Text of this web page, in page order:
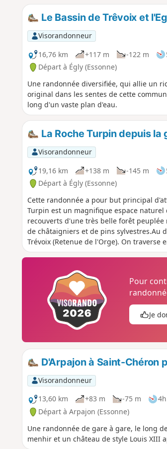
Le Bassin de Trêvoix et
Visorandonneur
16,76 km
+117 m -122 m
Départ à Égly (Essonne)
Une randonnée diversifiée, qui allie un
original dans les sentes de cette
long d'un vaste plan d'eau.
La Roche Turpin depuis la
Visorandonneur
19,16 km
+138 m -145 m
Départ à Égly (Essonne)
Cette randonnée a pour but principal
Turpin est un magnifique espace
recouverts d'une très belle forêt
de châtaigniers et de pins sylvestres.Au
Trévoix (Retenue de l'Orge). On traverse
à un réseau dense de petites sentes
Pour
Je
D'Arpajon à Saint-Chéron
Visorandonneur
13,60 km
+83 m -75 m
Départ à Arpajon (Essonne)
Une randonnée de gare à gare, le long
menhir et un château de style Louis XIII